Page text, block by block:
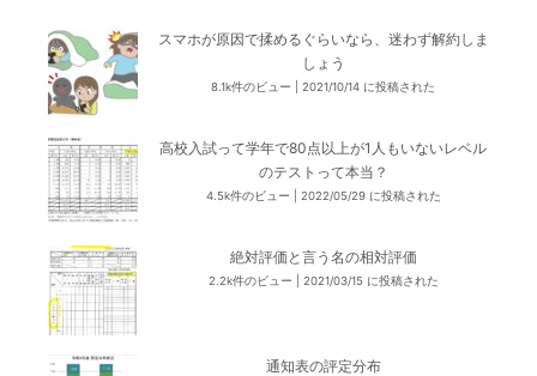
スマホが原因で揉めるぐらいなら、迷わず解約しま
しょう
8.1k件のビュー 2021/10/14 に投稿された
高校入試って学年で80点以上が1人もいないレベル
のテストって本当？
4.5k件のビュー 2022/05/29 に投稿された
絶対評価と言う名の相対評価
2.2k件のビュー 2021/03/15 に投稿された
通知表の評定分布